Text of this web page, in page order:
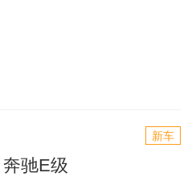
新车
奔驰E级